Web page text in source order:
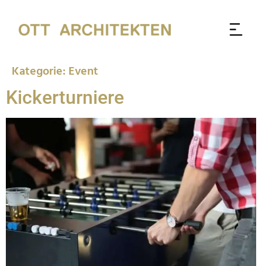
Kategorie: Event
Kickerturniere